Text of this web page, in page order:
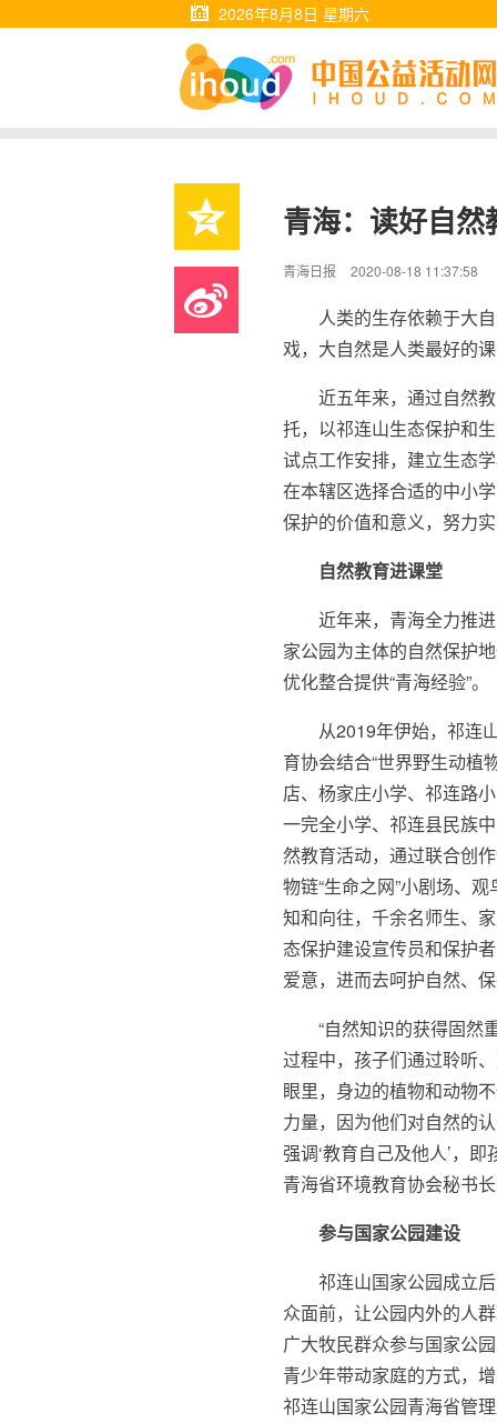
2026年8月8日 星期六
青海：读好自
青海日报 2020-08-18 11:37:58
人类的生存依赖于大
戏，大自然是人类最好的
近五年来，通过自然
托，以祁连山生态保护和
试点工作安排，建立生态
在本辖区选择合适的中小
保护的价值和意义，努力
自然教育进课堂
近年来，青海全力推
家公园为主体的自然保护
优化整合提供“青海经验”。
从2019年伊始，祁连
育协会结合“世界野生动植
店、杨家庄小学、祁连路
一完全小学、祁连县民族
然教育活动，通过联合创
物链“生命之网”小剧场、
知和向往，千余名师生、
态保护建设宣传员和保护
爱意，进而去呵护自然、
“自然知识的获得固然
过程中，孩子们通过聆听
眼里，身边的植物和动物
力量，因为他们对自然的
强调‘教育自己及他人’，
青海省环境教育协会秘书
参与国家公园建设
祁连山国家公园成立
众面前，让公园内外的人
广大牧民群众参与国家公
青少年带动家庭的方式，
祁连山国家公园青海省管